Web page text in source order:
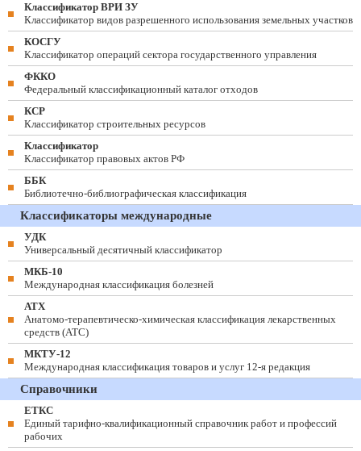
Классификатор ВРИ ЗУ
Классификатор видов разрешенного использования земельных участков
КОСГУ
Классификатор операций сектора государственного управления
ФККО
Федеральный классификационный каталог отходов
КСР
Классификатор строительных ресурсов
Классификатор
Классификатор правовых актов РФ
ББК
Библиотечно-библиографическая классификация
Классификаторы международные
УДК
Универсальный десятичный классификатор
МКБ-10
Международная классификация болезней
АТХ
Анатомо-терапевтическо-химическая классификация лекарственных
средств (ATC)
МКТУ-12
Международная классификация товаров и услуг 12-я редакция
Справочники
ЕТКС
Единый тарифно-квалификационный справочник работ и профессий
рабочих